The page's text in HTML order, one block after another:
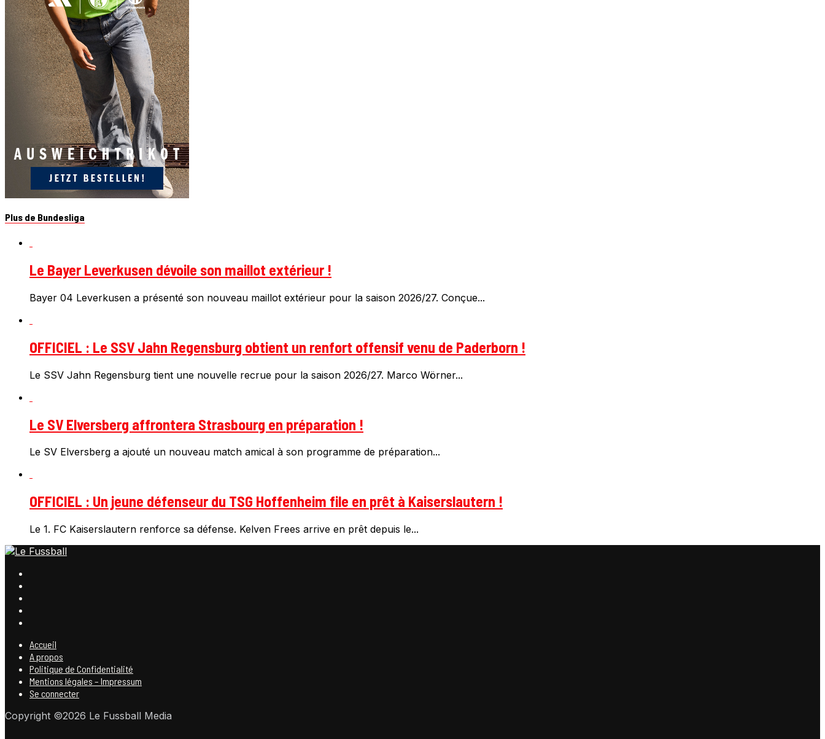
Plus de Bundesliga
Le Bayer Leverkusen dévoile son maillot extérieur !
Bayer 04 Leverkusen a présenté son nouveau maillot extérieur pour la saison 2026/27. Conçue...
OFFICIEL : Le SSV Jahn Regensburg obtient un renfort offensif venu de Paderborn !
Le SSV Jahn Regensburg tient une nouvelle recrue pour la saison 2026/27. Marco Wörner...
Le SV Elversberg affrontera Strasbourg en préparation !
Le SV Elversberg a ajouté un nouveau match amical à son programme de préparation...
OFFICIEL : Un jeune défenseur du TSG Hoffenheim file en prêt à Kaiserslautern !
Le 1. FC Kaiserslautern renforce sa défense. Kelven Frees arrive en prêt depuis le...
Accueil
A propos
Politique de Confidentialité
Mentions légales – Impressum
Se connecter
Copyright ©2026 Le Fussball Media